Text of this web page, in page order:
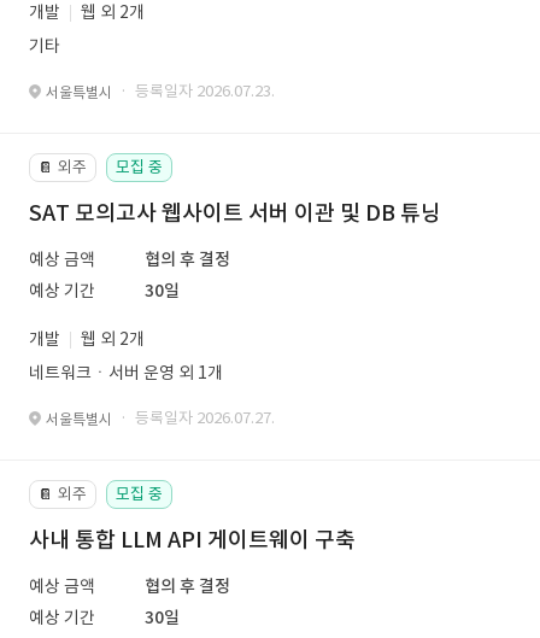
개발
웹 외 2개
기타
서울특별시 · 등록일자 2026.07.23.
📔 외주 모집 중
SAT 모의고사 웹사이트 서버 이관 및 DB 튜닝
예상 금액
협의 후 결정
예상 기간
30일
개발
웹 외 2개
네트워크ㆍ서버 운영 외 1개
서울특별시 · 등록일자 2026.07.27.
📔 외주 모집 중
사내 통합 LLM API 게이트웨이 구축
예상 금액
협의 후 결정
예상 기간
30일